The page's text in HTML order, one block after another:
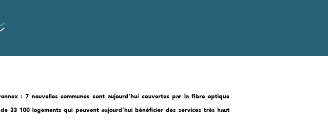
: 7 nouvelles communes sont aujourd’hui couvertes par la fibre optique
33 100 logements qui peuvent aujourd’hui bénéficier des services très haut